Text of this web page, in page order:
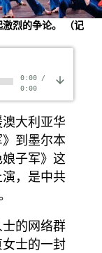
激烈的争论。 （记
0:00/
0:00
大利亚华
到墨尔本
子军》这
，是中共
的网络群
士的一封